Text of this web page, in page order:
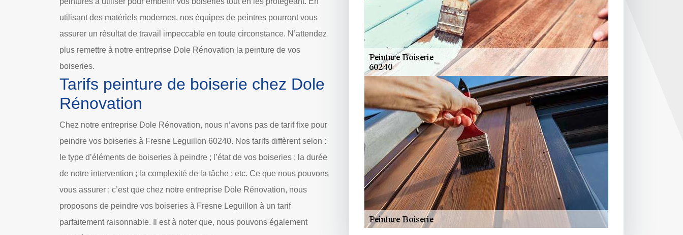
utilisant des matériels modernes, nos équipes de peintres pourront vous
assurer un résultat de travail impeccable en toute circonstance. N’attendez
plus remettre à notre entreprise Dole Rénovation la peinture de vos
boiseries.
Tarifs peinture de boiserie chez Dole
Rénovation
Chez notre entreprise Dole Rénovation, nous n’avons pas de tarif fixe pour
peindre vos boiseries à Fresne Leguillon 60240. Nos tarifs diffèrent selon :
le type d’éléments de boiseries à peindre ; l’état de vos boiseries ; la durée
de notre intervention ; la complexité de la tâche ; etc. Ce que nous pouvons
vous assurer ; c’est que chez notre entreprise Dole Rénovation, nous
proposons de peindre vos boiseries à Fresne Leguillon à un tarif
parfaitement raisonnable. Il est à noter que, nous pouvons également